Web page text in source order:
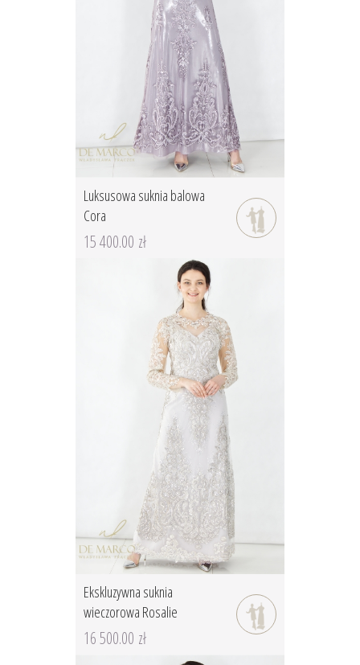
Luksusowa suknia balowa
Cora
15 400.00 zł
Ekskluzywna suknia
wieczorowa Rosalie
16 500.00 zł